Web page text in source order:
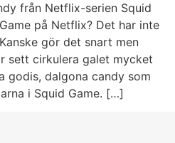
från Netflix-serien Squid
på Netflix? Det har inte
gör det snart men
sett cirkulera galet mycket
godis, dalgona candy som
i Squid Game. […]